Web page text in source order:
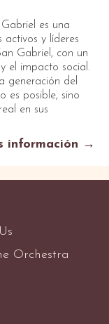
es una
activos y líderes
Gabriel, con un
el impacto social.
generación del
es posible, sino
en sus
información →
Orchestra